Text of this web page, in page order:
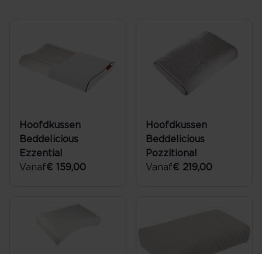
Hoofdkussen
Beddelicious
Ezzential
Vanaf€ 159,00
Hoofdkussen
Beddelicious
Pozzitional
Vanaf€ 219,00